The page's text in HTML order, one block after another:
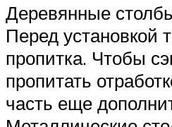
Деревянные
Перед установкой
пропитка. Чтобы
пропитать
часть еще